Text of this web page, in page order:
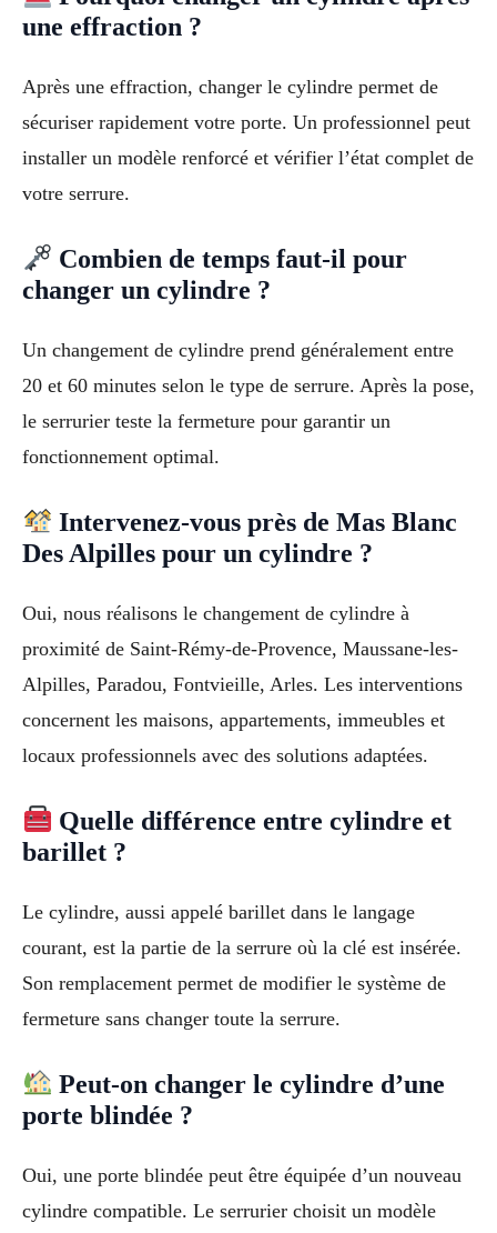
une effraction ?
Après une effraction, changer le cylindre permet de
sécuriser rapidement votre porte. Un professionnel peut
installer un modèle renforcé et vérifier l’état complet de
votre serrure.
Combien de temps faut-il pour
changer un cylindre ?
Un changement de cylindre prend généralement entre
20 et 60 minutes selon le type de serrure. Après la pose,
le serrurier teste la fermeture pour garantir un
fonctionnement optimal.
Intervenez-vous près de Mas Blanc
Des Alpilles pour un cylindre ?
Oui, nous réalisons le changement de cylindre à
proximité de Saint-Rémy-de-Provence, Maussane-les-
Alpilles, Paradou, Fontvieille, Arles. Les interventions
concernent les maisons, appartements, immeubles et
locaux professionnels avec des solutions adaptées.
Quelle différence entre cylindre et
barillet ?
Le cylindre, aussi appelé barillet dans le langage
courant, est la partie de la serrure où la clé est insérée.
Son remplacement permet de modifier le système de
fermeture sans changer toute la serrure.
Peut-on changer le cylindre d’une
porte blindée ?
Oui, une porte blindée peut être équipée d’un nouveau
cylindre compatible. Le serrurier choisit un modèle